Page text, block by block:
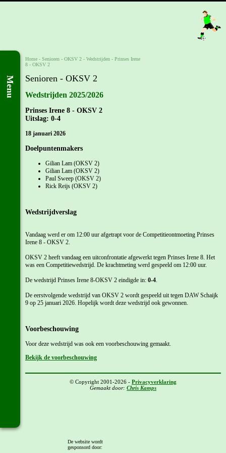
Menu
Home - Senioren - OKSV 2 - Wedstrijden - Prinses Irene
8 - OKSV 2
Senioren - OKSV 2
Wedstrijden 2025/2026
Prinses Irene 8 - OKSV 2
Uitslag: 0-4
18 januari 2026
Doelpuntenmakers
Gilian Lam (OKSV 2)
Gilian Lam (OKSV 2)
Paul Sweep (OKSV 2)
Rick Reijs (OKSV 2)
Wedstrijdverslag
Vandaag werd er om 12:00 uur afgetrapt voor de Competitieontmoeting Prinses
Irene 8 - OKSV 2.
OKSV 2 heeft vandaag een uitconfrontatie afgewerkt tegen Prinses Irene 8. Het
was een Competitiewedstrijd. De krachtmeting werd gespeeld om 12:00 uur.
De wedstrijd Prinses Irene 8-OKSV 2 eindigde in: 0-4.
De eerstvolgende wedstrijd van OKSV 2 wordt gespeeld uit tegen DAW Schaijk
9 op 25 januari 2026. Hopelijk wordt deze wedstrijd ook gewonnen.
Voorbeschouwing
Voor deze wedstrijd was ook een voorbeschouwing gemaakt.
Bekijk de voorbeschouwing
© Copyright 2001-2026 - Privacyverklaring
Gemaakt door: Chris Kamps
De website wordt
gesponsord door: